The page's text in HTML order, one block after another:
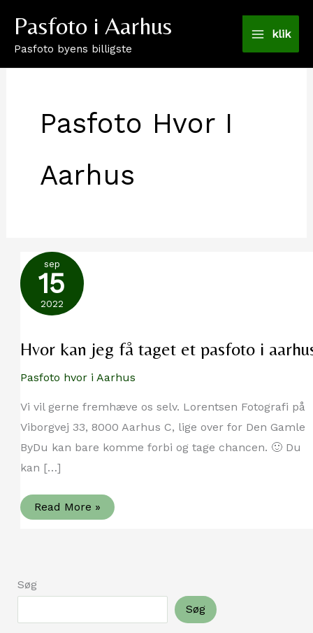
indholdet
Pasfoto i Aarhus
Pasfoto byens billigste
klik
Pasfoto Hvor I
Aarhus
sep
15
2022
Hvor kan jeg få taget et pasfoto i
Pasfoto hvor i Aarhus
Vi vil gerne fremhæve os selv. Lorentsen Fotografi på
Viborgvej 33, 8000 Aarhus C, lige over for Den Gamle
ByDu kan bare komme forbi og tage chancen. 🙂 Du
kan […]
Hvor
kan
i
aarhus
Read More »
Søg
Søg